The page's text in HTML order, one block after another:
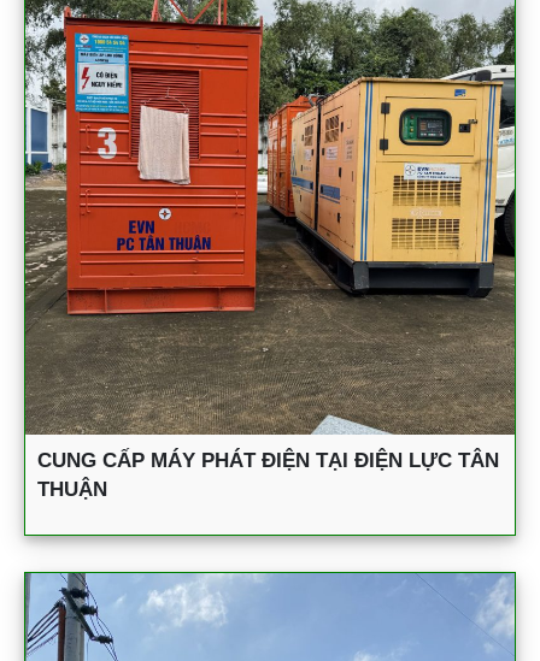
CUNG CẤP MÁY PHÁT ĐIỆN TẠI ĐIỆN LỰC TÂN
THUẬN